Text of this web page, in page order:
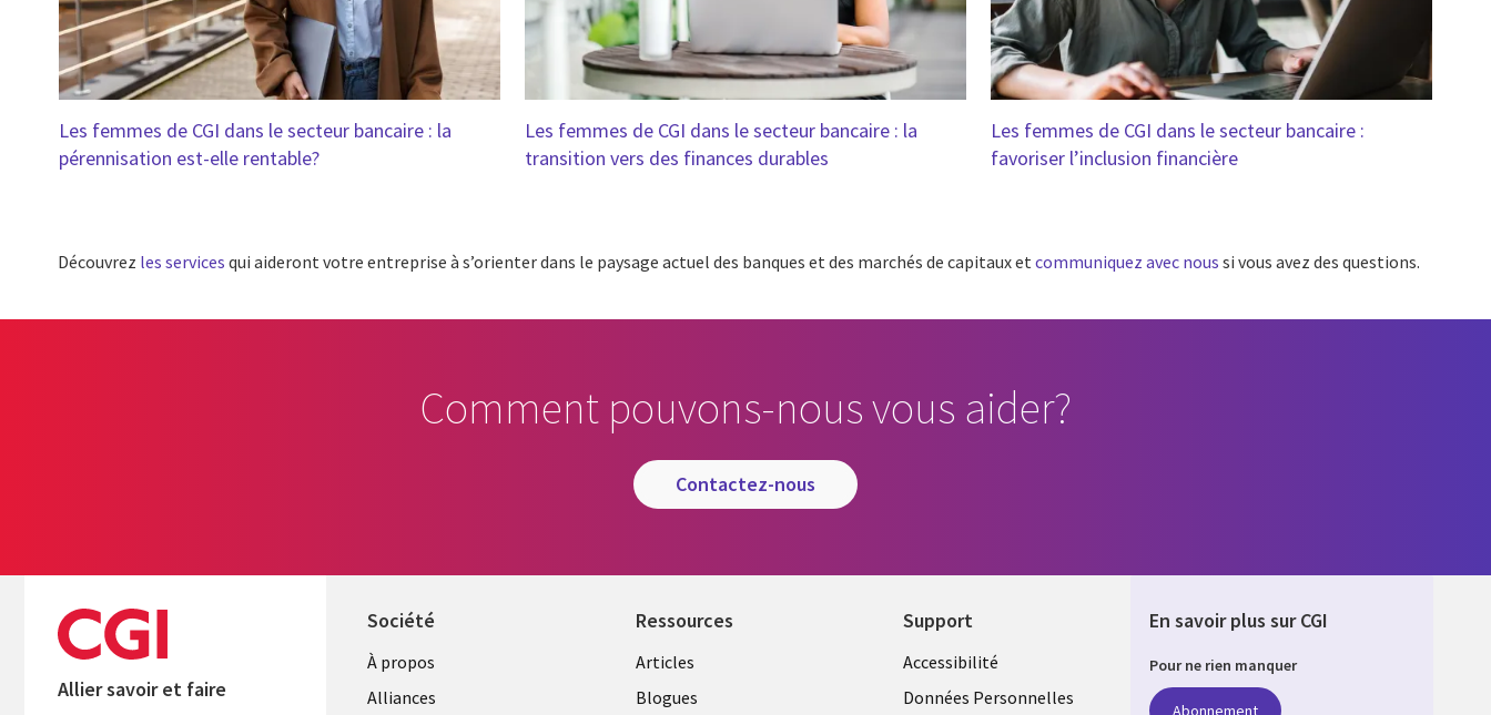
Les femmes de CGI dans le secteur bancaire : la
pérennisation est-elle rentable?
Les femmes de CGI dans le secteur bancaire : la
transition vers des finances durables
Les femmes de CGI dans le secteur bancaire :
favoriser l’inclusion financière
Découvrez les services qui aideront votre entreprise à s’orienter dans le paysage actuel des banques et des marchés de capitaux et communiquez avec nous si vous avez des questions.
Comment pouvons-nous vous aider?
contactez-nous
Allier savoir et faire
Société
À propos
Alliances
Ressources
Articles
Blogues
Support
Accessibilité
Données Personnelles
En savoir plus sur CGI
Pour ne rien manquer
Abonnement